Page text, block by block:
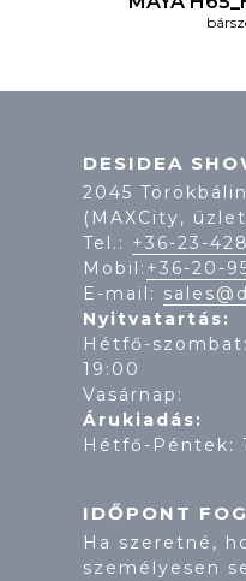
DESIDEA
2045
(MAXCity,
Tel.: +36-23-
Mobil: +36-20-
E-mail:
Nyitvatartás:
Hétfő-
Vasárnap:
Árukiadás:
Hétfő-Péntek:
IDŐPONT
Ha szeretné,
személyesen